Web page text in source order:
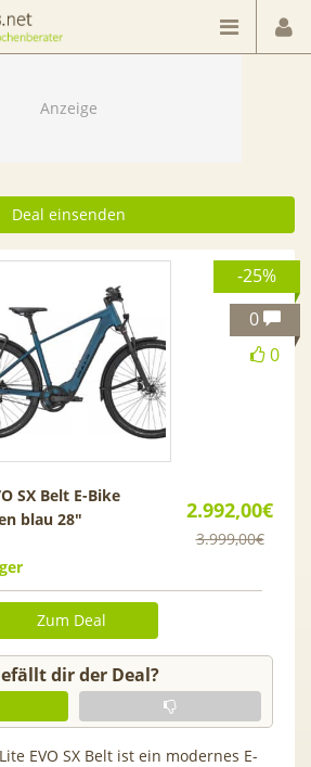
Deal einsenden
-25%
0
0
2.992,00€
3.999,00€
SX Belt E-Bike
blau 28″
Zum Deal
dir der Deal?
EVO SX Belt ist ein modernes E-